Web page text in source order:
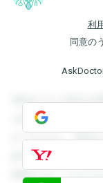
利
同意の
登録すると回答を
を閲覧することが
ができます。登録
録すると回答を閲
閲覧することがで